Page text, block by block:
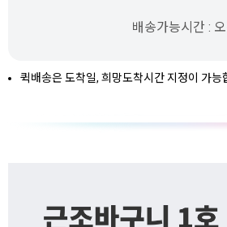
배송가능시간 :
퀵배송은 도착일, 희망도착시간 지정이 가능